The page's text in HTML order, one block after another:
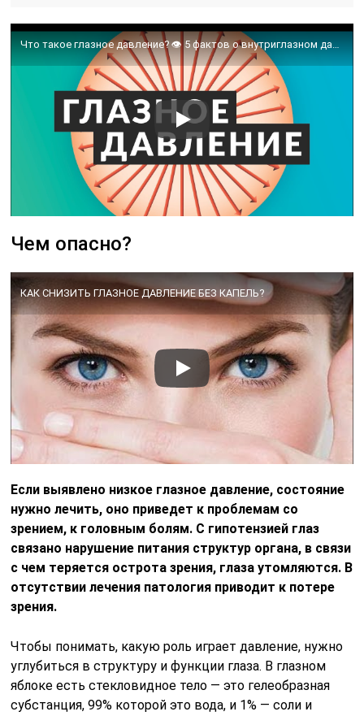
Чем опасно?
КАК СНИЗИТЬ ГЛАЗНОЕ ДАВЛЕНИЕ БЕЗ КАПЕЛЬ?
Если выявлено низкое глазное давление, состояние
нужно лечить, оно приведет к проблемам со
зрением, к головным болям. С гипотензией глаз
связано нарушение питания структур органа, в связи
с чем теряется острота зрения, глаза утомляются. В
отсутствии лечения патология приводит к потере
зрения.
Чтобы понимать, какую роль играет давление, нужно
углубиться в структуру и функции глаза. В глазном
яблоке есть стекловидное тело — это гелеобразная
субстанция, 99% которой это вода, и 1% — соли и